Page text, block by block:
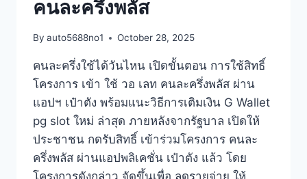
คนละครึ่งพลัส
By auto5688no1 October 28, 2025
คนละครึ่งใช้ได้วันไหน เปิดขั้นตอน การใช้สิทธิ์
โครงการ เข้า ใช้ วอ เลท คนละครึ่งพลัส ผ่าน
แอปฯ เป๋าตัง พร้อมแนะวิธีการเติมเงิน G Wallet
pg slot ใหม่ ล่าสุด ภายหลังจากรัฐบาล เปิดให้
ประชาชน กดรับสิทธิ์ เข้าร่วมโครงการ คนละ
ครึ่งพลัส ผ่านแอปพลิเคชั่น เป๋าตัง แล้ว โดย